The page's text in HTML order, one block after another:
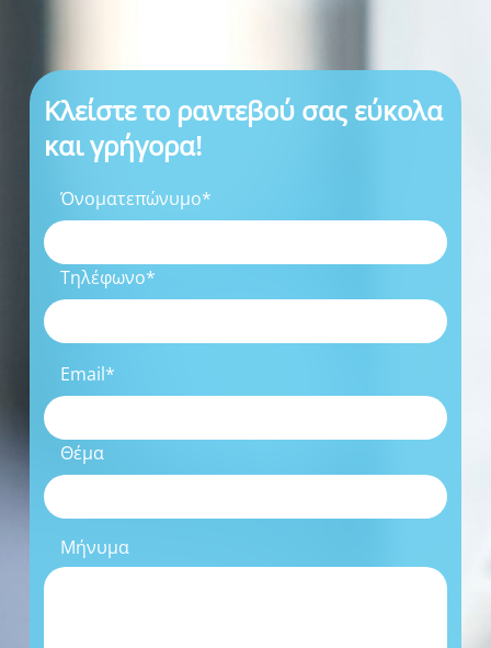
Κλείστε το ραντεβού σας εύκολα
και γρήγορα!
Όνοματεπώνυμο*
Τηλέφωνο*
Email*
Θέμα
Μήνυμα